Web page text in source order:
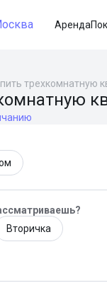
Аренда
трехкомнатную
Вторичка